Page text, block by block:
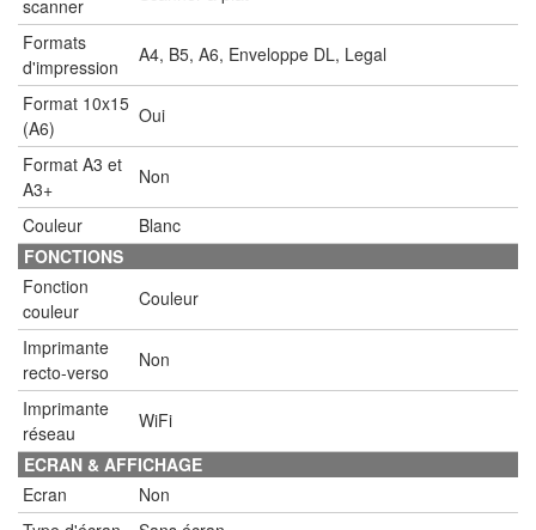
scanner
Formats
d'impression
A4, B5, A6, Enveloppe DL, Legal
Format 10x15
(A6)
Oui
Format A3 et
A3+
Non
Couleur
Blanc
FONCTIONS
Fonction
couleur
Couleur
Imprimante
recto-verso
Non
Imprimante
réseau
WiFi
ECRAN & AFFICHAGE
Ecran
Non